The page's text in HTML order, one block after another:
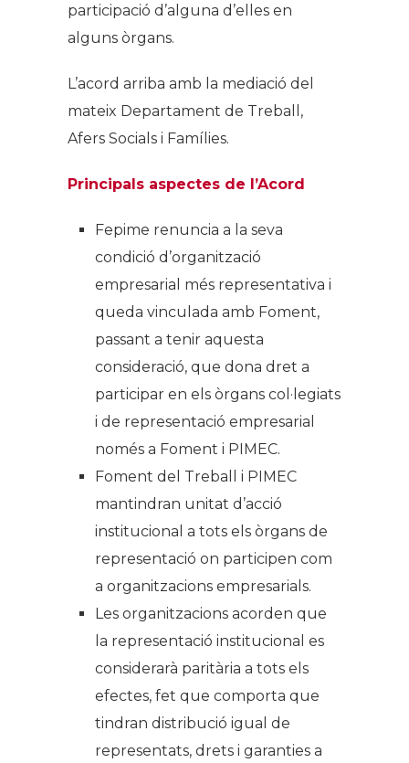
participació d’alguna d’elles en
alguns òrgans.
L’acord arriba amb la mediació del
mateix Departament de Treball,
Afers Socials i Famílies.
Principals aspectes de l’Acord
Fepime renuncia a la seva
condició d’organització
empresarial més representativa i
queda vinculada amb Foment,
passant a tenir aquesta
consideració, que dona dret a
participar en els òrgans col·legiats
i de representació empresarial
només a Foment i PIMEC.
Foment del Treball i PIMEC
mantindran unitat d’acció
institucional a tots els òrgans de
representació on participen com
a organitzacions empresarials.
Les organitzacions acorden que
la representació institucional es
considerarà paritària a tots els
efectes, fet que comporta que
tindran distribució igual de
representats, drets i garanties a